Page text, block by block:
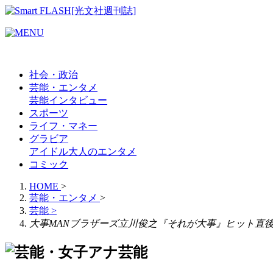
社会・政治
芸能・エンタメ
芸能インタビュー
スポーツ
ライフ・マネー
グラビア
アイドル大人のエンタメ
コミック
HOME >
芸能・エンタメ >
芸能 >
大事MANブラザーズ立川俊之『それが大事』ヒット直
芸能